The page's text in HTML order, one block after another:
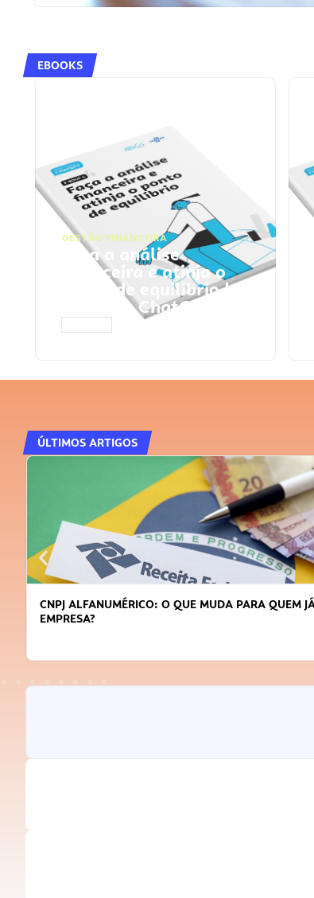
EBOOKS
GESTÃO FINANCEIRA
Faça a análise
financeira e atinja o
ponto de equilíbrio |
Prompts ChatGPT
ÚLTIMOS ARTIGOS
CNPJ ALFANUMÉRICO: O QUE MUDA PARA QUEM
EMPRESA?